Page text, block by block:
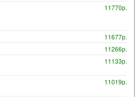
11770р.
11677р.
11266р.
11133р.
11019р.